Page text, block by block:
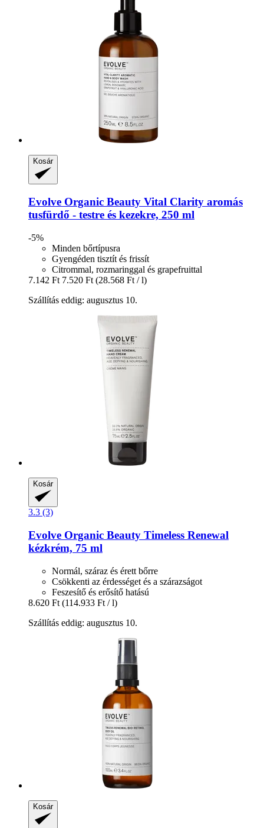
Kosár
Evolve Organic Beauty Vital Clarity aromás
tusfürdő -​ testre és kezekre, 250 ml
-5%
Minden bőrtípusra
Gyengéden tisztít és frissít
Citrommal, rozmaringgal és grapefruittal
7.142 Ft 7.520 Ft (28.568 Ft / l)
Szállítás eddig: augusztus 10.
Kosár
3.3 (3)
Evolve Organic Beauty Timeless Renewal
kézkrém, 75 ml
Normál, száraz és érett bőrre
Csökkenti az érdességet és a szárazságot
Feszesítő és erősítő hatású
8.620 Ft (114.933 Ft / l)
Szállítás eddig: augusztus 10.
Kosár